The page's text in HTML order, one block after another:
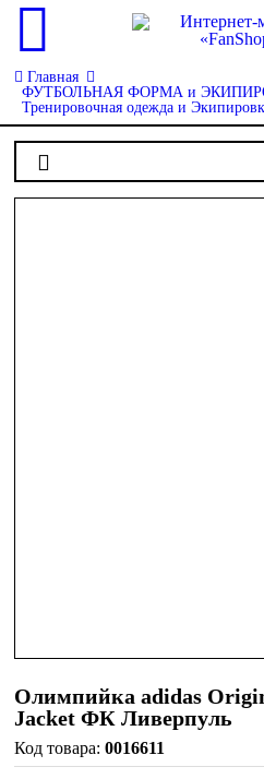
Главная
ФУТБОЛЬНАЯ ФОРМА и
Тренировочная одежда и
Олимпийка adidas
Jacket ФК Ливерпуль
0016611